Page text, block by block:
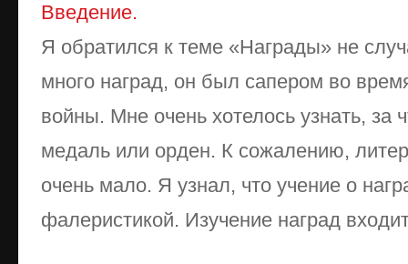
Введение.
Я обратился к теме «Награды» не
много наград, он был сапером во
войны. Мне очень хотелось узнать, за
медаль или орден. К сожалению,
очень мало. Я узнал, что учение о
фалеристикой. Изучение наград